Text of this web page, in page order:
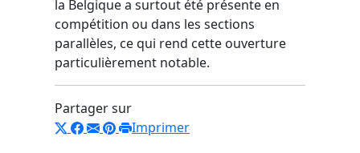
la Belgique a surtout été présente en
compétition ou dans les sections
parallèles, ce qui rend cette ouverture
particulièrement notable.
Partager sur
Imprimer